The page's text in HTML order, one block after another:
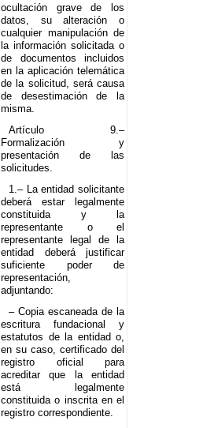
ocultación grave de los
datos, su alteración o
cualquier manipulación de
la información solicitada o
de documentos incluidos
en la aplicación telemática
de la solicitud, será causa
de desestimación de la
misma.
Artículo 9.–
Formalización y
presentación de las
solicitudes.
1.– La entidad solicitante
deberá estar legalmente
constituida y la
representante o el
representante legal de la
entidad deberá justificar
suficiente poder de
representación,
adjuntando:
– Copia escaneada de la
escritura fundacional y
estatutos de la entidad o,
en su caso, certificado del
registro oficial para
acreditar que la entidad
está legalmente
constituida o inscrita en el
registro correspondiente.